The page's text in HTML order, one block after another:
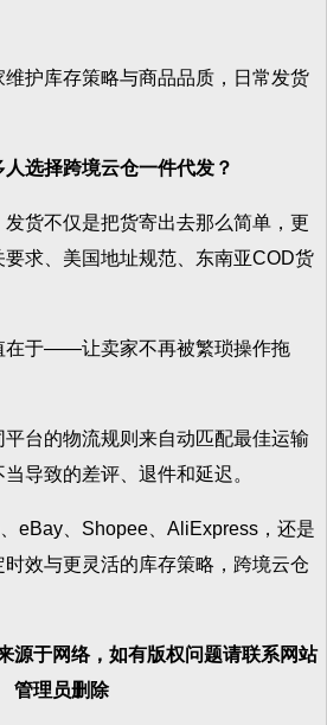
护库存策略与商品品质，日常发货
选择跨境云仓一件代发？
不仅是把货寄出去那么简单，更
求、美国地址规范、东南亚COD货
于——让卖家不再被繁琐操作拖
的物流规则来自动匹配最佳运输
导致的差评、退件和延迟。
、Shopee、AliExpress，还是
效与更灵活的库存策略，跨境云仓
源于网络，如有版权问题请联系网站
管理员删除